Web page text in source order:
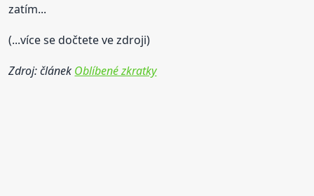
zatím...
(...více se dočtete ve zdroji)
Zdroj: článek Oblíbené zkratky